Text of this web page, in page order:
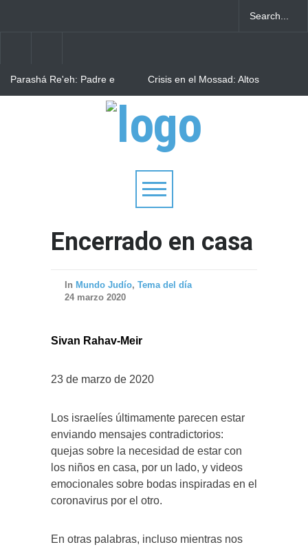
Parashá Re'eh: Padre e
Crisis en el Mossad: Altos
contra el director Roman
reorganización de Irán
Bulgaria: Adolescentes
antisemita en medio de una
Encerrado en casa
In Mundo Judío, Tema del día
24 marzo 2020
Sivan Rahav-Meir
23 de marzo de 2020
Los israelíes últimamente parecen estar
enviando mensajes contradictorios:
quejas sobre la necesidad de estar con
los niños en casa, por un lado, y videos
emocionales sobre bodas inspiradas en el
coronavirus por el otro.
En otras palabras, incluso mientras nos